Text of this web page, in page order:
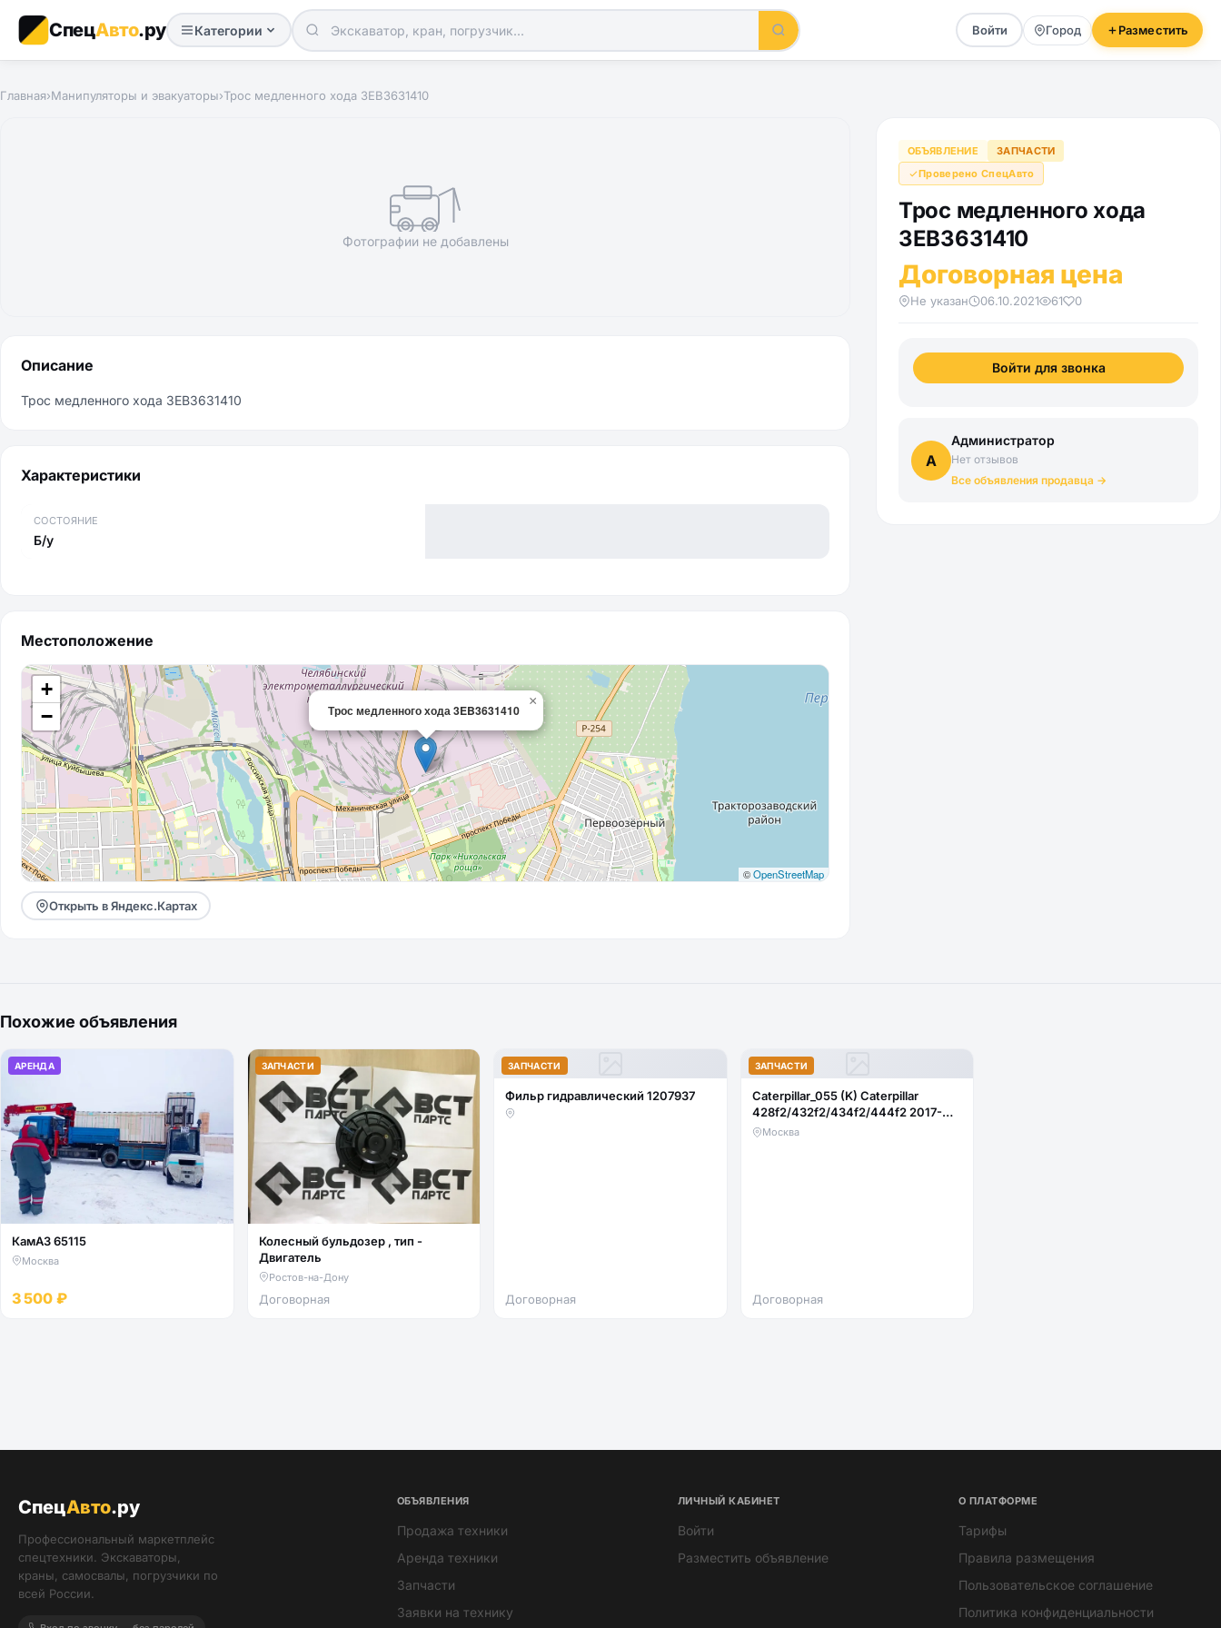
СпецАвто.ру Категории Войти Город Разместить
Главная›Манипуляторы и эвакуаторы›Трос медленного хода 3EB3631410
Фотографии не добавлены
ОБЪЯВЛЕНИЕ
ЗАПЧАСТИ
Проверено СпецАвто
Трос медленного хода
3EB3631410
Договорная цена
Не указан 06.10.2021 61 0
Войти для звонка
А
Администратор
Нет отзывов
Все объявления продавца →
Описание
Трос медленного хода 3EB3631410
Характеристики
СОСТОЯНИЕ
Б/у
Местоположение
Трос медленного хода 3EB3631410
×
+
−
©OpenStreetMap
Открыть в Яндекс.Картах
Похожие объявления
АРЕНДА
КамАЗ 65115
Москва
3 500 ₽
ЗАПЧАСТИ
Колесный бульдозер , тип -
Двигатель
Ростов-на-Дону
Договорная
ЗАПЧАСТИ
Фильр гидравлический 1207937
Договорная
ЗАПЧАСТИ
Caterpillar_055 (K) Caterpillar
428f2/432f2/434f2/444f2 2017-
стекло лобовое нижнее правое
Москва
Договорная
СпецАвто.ру
Профессиональный маркетплейс
спецтехники. Экскаваторы,
краны, самосвалы, погрузчики по
всей России.
ОБЪЯВЛЕНИЯ
Продажа техники
Аренда техники
Запчасти
Заявки на технику
ЛИЧНЫЙ КАБИНЕТ
Войти
Разместить объявление
О ПЛАТФОРМЕ
Тарифы
Правила размещения
Пользовательское соглашение
Политика конфиденциальности